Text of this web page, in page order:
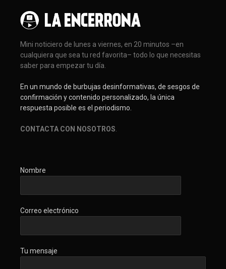
Mini noticiero de lunes a viernes, en 20 minutos –en
cualquiera que sea tu red favorita– todo lo que necesitas
saber para empezar tu día.
En un mundo de burbujas desinformativas, de sesgos de
confirmación y contenido personalizado, la única
respuesta posible es el periodismo.
CONTACTA CON NOSOTROS
Nombre
Correo electrónico
Tu mensaje